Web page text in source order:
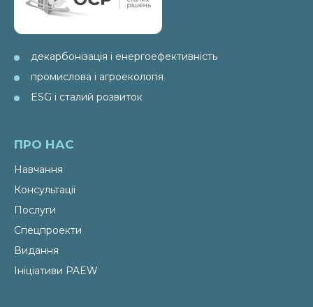
декарбонізація і енергоефективність
промислова і агроекологія
ESG і сталий розвиток
ПРО НАС
Навчання
Консультації
Послуги
Спецпроекти
Видання
Ініціативи PAEW